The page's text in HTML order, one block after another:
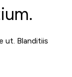
ut. Blanditiis